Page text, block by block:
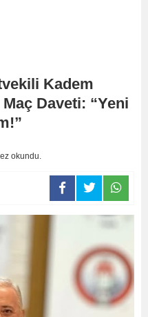
Kadem
Maç Daveti: “Yeni
okundu.